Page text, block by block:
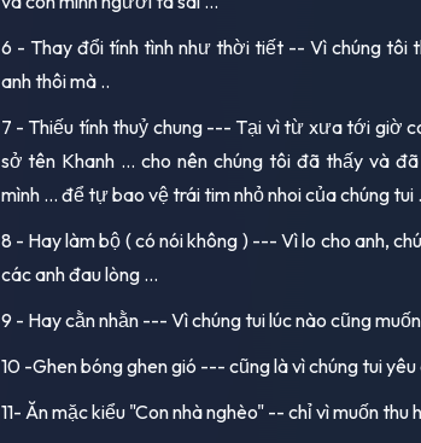
6 - Thay đổi tính tình như thời tiết -- Vì chúng tôi
anh thôi mà ..
7 - Thiếu tính thuỷ chung --- Tại vì từ xưa tới giờ
sở tên Khanh ... cho nên chúng tôi đã thấy và
mình ... để tự bao vệ trái tim nhỏ nhoi của chúng tui
8 - Hay làm bộ ( có nói không ) --- Vì lo cho anh,
các anh đau lòng ...
9 - Hay cằn nhằn --- Vì chúng tui lúc nào cũng
10 -Ghen bóng ghen gió --- cũng là vì chúng tui
11- Ăn mặc kiểu "Con nhà nghèo" -- chỉ vì muốn thu